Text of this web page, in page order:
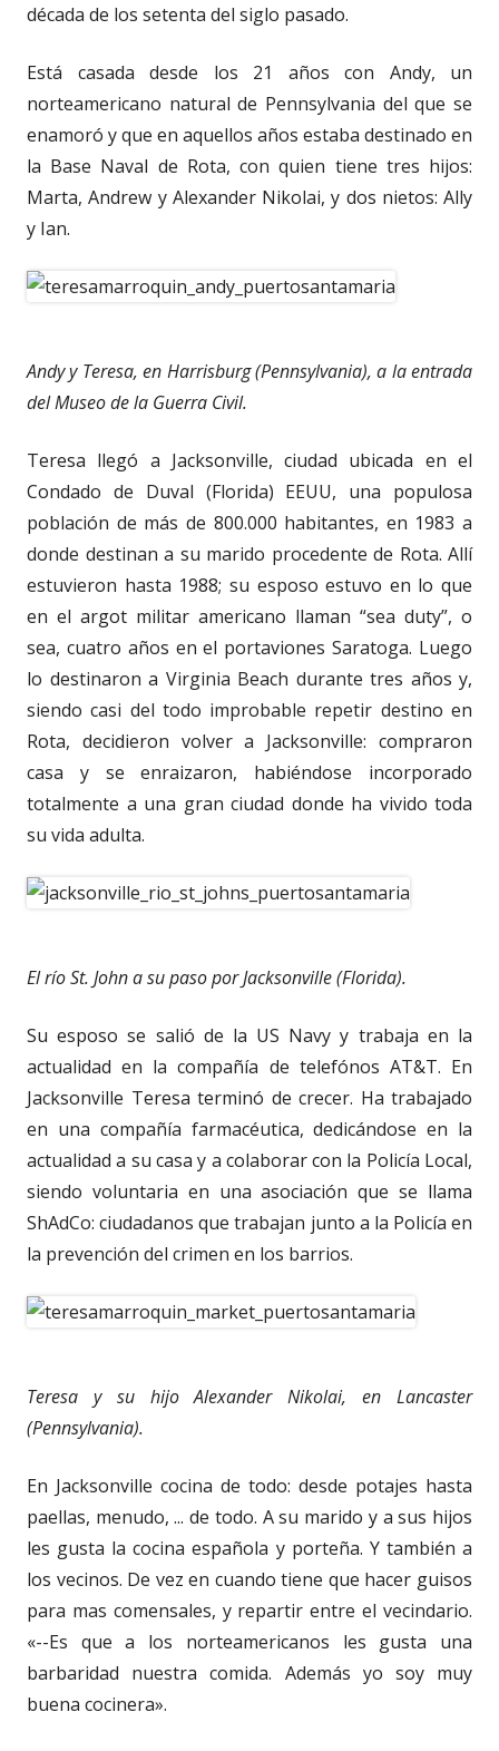
década de los setenta del siglo pasado.
Está casada desde los 21 años con Andy, un
norteamericano natural de Pennsylvania del que se
enamoró y que en aquellos años estaba destinado en
la Base Naval de Rota, con quien tiene tres hijos:
Marta, Andrew y Alexander Nikolai, y dos nietos: Ally
y Ian.
Andy y Teresa, en Harrisburg (Pennsylvania), a la entrada
del Museo de la Guerra Civil.
Teresa llegó a Jacksonville, ciudad ubicada en el
Condado de Duval (Florida) EEUU, una populosa
población de más de 800.000 habitantes, en 1983 a
donde destinan a su marido procedente de Rota. Allí
estuvieron hasta 1988; su esposo estuvo en lo que
en el argot militar americano llaman “sea duty”, o
sea, cuatro años en el portaviones Saratoga. Luego
lo destinaron a Virginia Beach durante tres años y,
siendo casi del todo improbable repetir destino en
Rota, decidieron volver a Jacksonville: compraron
casa y se enraizaron, habiéndose incorporado
totalmente a una gran ciudad donde ha vivido toda
su vida adulta.
El río St. John a su paso por Jacksonville (Florida).
Su esposo se salió de la US Navy y trabaja en la
actualidad en la compañía de telefónos AT&T. En
Jacksonville Teresa terminó de crecer. Ha trabajado
en una compañía farmacéutica, dedicándose en la
actualidad a su casa y a colaborar con la Policía Local,
siendo voluntaria en una asociación que se llama
ShAdCo: ciudadanos que trabajan junto a la Policía en
la prevención del crimen en los barrios.
Teresa y su hijo Alexander Nikolai, en Lancaster
(Pennsylvania).
En Jacksonville cocina de todo: desde potajes hasta
paellas, menudo, ... de todo. A su marido y a sus hijos
les gusta la cocina española y porteña. Y también a
los vecinos. De vez en cuando tiene que hacer guisos
para mas comensales, y repartir entre el vecindario.
«--Es que a los norteamericanos les gusta una
barbaridad nuestra comida. Además yo soy muy
buena cocinera».